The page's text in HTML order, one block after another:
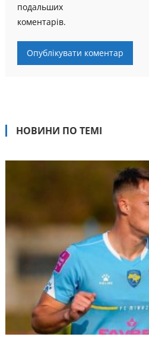
подальших
коментарів.
НОВИНИ ПО ТЕМІ